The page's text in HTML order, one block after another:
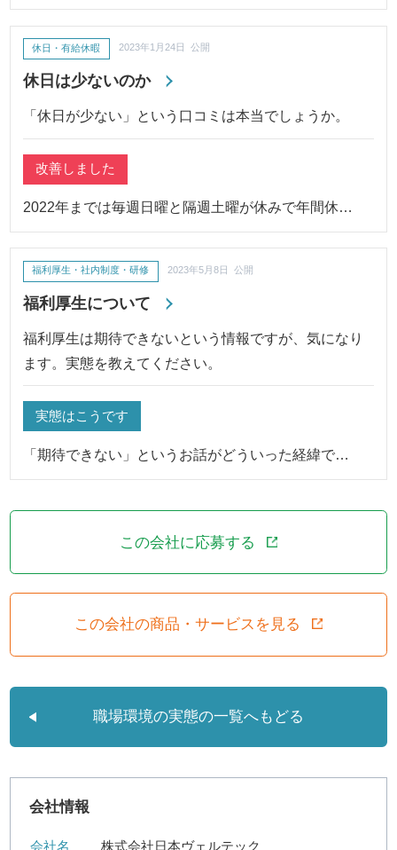
休日は少ないのか
休日・有給休暇 2023年1月24日 公開
「休日が少ない」という口コミは本当でしょうか。
改善しました
2022年までは毎週日曜と隔週土曜が休みで年間休…
福利厚生について
福利厚生・社内制度・研修 2023年5月8日 公開
福利厚生は期待できないという情報ですが、気になり
ます。実態を教えてください。
実態はこうです
「期待できない」というお話がどういった経緯で…
この会社に応募する
この会社の商品・サービスを見る
職場環境の実態の一覧へもどる
会社情報
会社名
株式会社日本ヴェルテック